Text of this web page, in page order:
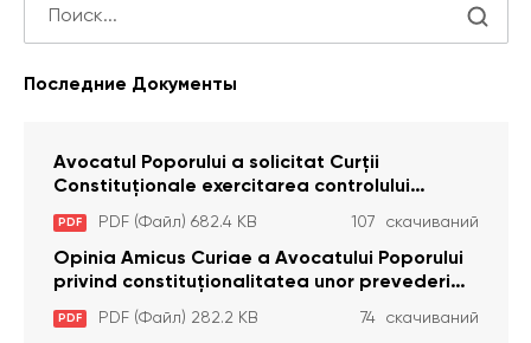
Последние Документы
Avocatul Poporului a solicitat Curţii
Constituţionale exercitarea controlului
constituţionalităţii unor prevederi cu privire la
plata alocației sociale de stat persoanelor
cu dizabilitați care sunt private de liberate
PDF PDF (Файл) 682.4 KB 107 скачиваний
Opinia Amicus Curiae a Avocatului Poporului
privind constituționalitatea unor prevederi
care interzic angajarea în organizațiile de
pază particulară a persoanelor condamnate
PDF PDF (Файл) 282.2 KB 74 скачиваний